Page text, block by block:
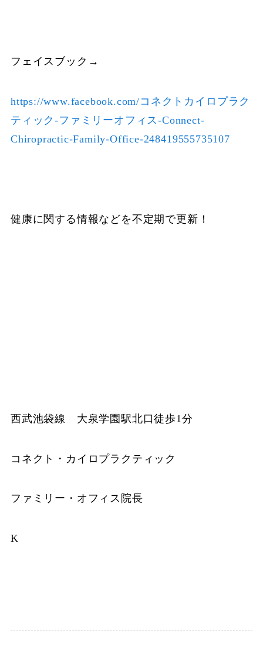
フェイスブック→
https://www.facebook.com/コネクトカイロプラク
ティック-ファミリーオフィス-Connect-
Chiropractic-Family-Office-248419555735107
健康に関する情報などを不定期で更新！
西武池袋線 大泉学園駅北口徒歩1分
コネクト・カイロプラクティック
ファミリー・オフィス院長
K